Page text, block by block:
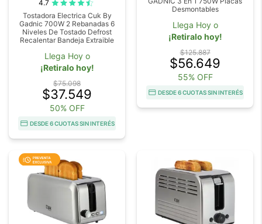
4.7
Tostadora Electrica Cuk By
Gadnic 700W 2 Rebanadas 6
Niveles De Tostado Defrost
Recalentar Bandeja Extraible
Llega Hoy o
¡Retiralo hoy!
$75.098
$37.549
50% OFF
DESDE 6 CUOTAS SIN INTERÉS
Desmontables
Llega Hoy o
¡Retiralo hoy!
$125.887
$56.649
55% OFF
DESDE 6 CUOTAS SIN INTERÉS